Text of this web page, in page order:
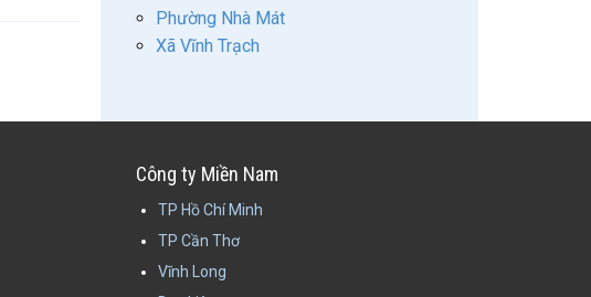
Phường Nhà Mát
Xã Vĩnh Trạch
Công ty Miền Nam
TP Hồ Chí Minh
TP Cần Thơ
Vĩnh Long